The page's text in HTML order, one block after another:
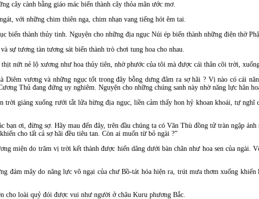
cây cành bằng giáo mác biến thành cây thỏa mãn ước mơ.
với những chim thiên nga, chim nhạn vang tiếng hót êm tai.
biến thành thủy tinh. Nguyện cho những địa ngục Núi ép biến thành những điện thờ
sự tương tàn tương sát biến thành trò chơi tung hoa cho nhau.
nứt nẻ lộ xương như hoa thủy tiên, nhờ phước của tôi mà được cái thân cõi trời,
vương và những ngục tốt trong đây bỗng dưng đâm ra sợ hãi ? Vị nào có cái
Thủ đang đứng uy nghiêm. Nguyện cho những chúng sanh này nhờ năng lực hân
giáng xuống rưới tắt lửa hừng địa ngục, liền cảm thấy hon hỷ khoan khoái, tự nghĩ
ơi, đừng sợ. Hãy mau đến đây, trên đầu chúng ta có Văn Thù đồng tử tràn ngập
cho tất cả sợ hãi đều tiêu tan. Còn ai muốn từ bỏ ngài ?”
miện do trăm vị trời kết thành được hiến dâng dưới bàn chân như hoa sen của ngài.
đám mây do năng lực vô ngại của chư Bồ-tát hóa hiện ra, trút mưa thơm xuống
cho loài quỷ đói được vui như người ở châu Kuru phương Bắc.